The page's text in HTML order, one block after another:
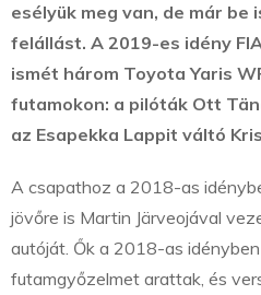
esélyük meg van, de már
felállást. A 2019-es idény
ismét három Toyota Yaris
futamokon: a pilóták Ott
az Esapekka Lappit váltó
A csapathoz a 2018-as
jövőre is Martin Järveojával
autóját. Ők a 2018-as
futamgyőzelmet arattak, és